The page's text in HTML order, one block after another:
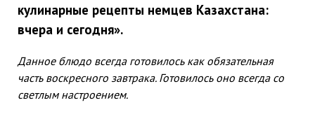
кулинарные рецепты немцев Казахстана:
вчера и сегодня».
Данное блюдо всегда готовилось как обязательная
часть воскресного завтрака. Готовилось оно всегда со
светлым настроением.